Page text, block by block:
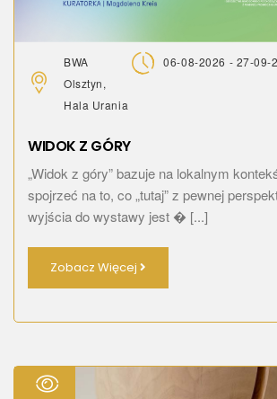
BWA
Olsztyn,
Hala Urania
06-08-2026 - 27-09-
WIDOK Z GÓRY
„Widok z góry” bazuje na lokalnym
spojrzeć na to, co „tutaj” z pewnej
wyjścia do wystawy jest � [...]
Zobacz Więcej